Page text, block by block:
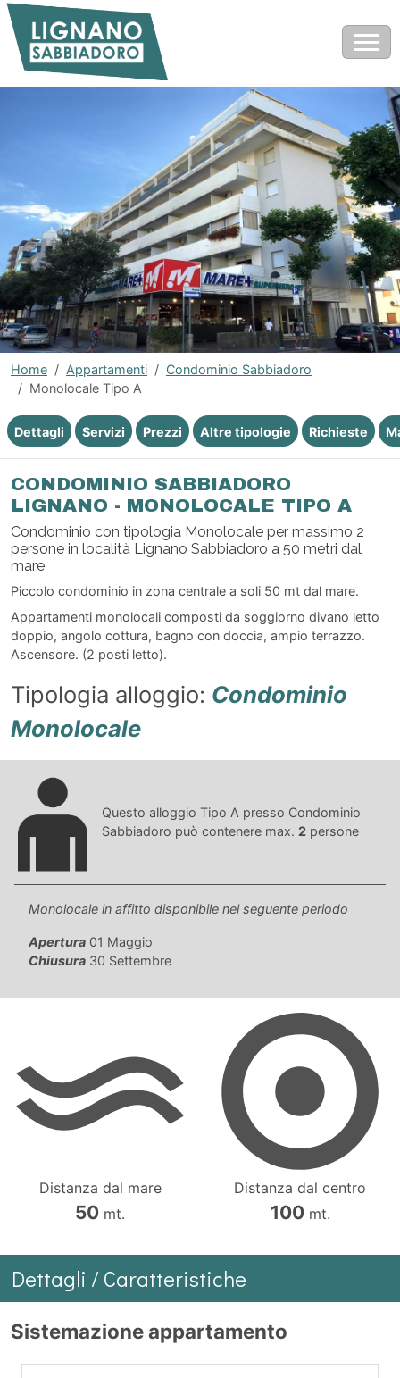
Home Appartamenti
Condominio Sabbiadoro
Monolocale Tipo A
CONDOMINIO SABBIADORO
LIGNANO - MONOLOCALE TIPO A
Condominio con tipologia Monolocale per massimo 2
persone in località Lignano Sabbiadoro a 50 metri dal
mare
Piccolo condominio in zona centrale a soli 50 mt dal mare.
Appartamenti monolocali composti da soggiorno divano letto
doppio, angolo cottura, bagno con doccia, ampio terrazzo.
Ascensore. (2 posti letto).
Dettagli Servizi Prezzi Altre tipologie Richieste
Tipologia alloggio: Condominio
Monolocale
Questo alloggio Tipo A presso Condominio
Sabbiadoro può contenere max. 2 persone
Monolocale in affitto disponibile nel seguente periodo
Apertura 01 Maggio
Chiusura 30 Settembre
Distanza dal mare
50 mt.
Distanza dal centro
100mt.
Dettagli / Caratteristiche
Sistemazione appartamento